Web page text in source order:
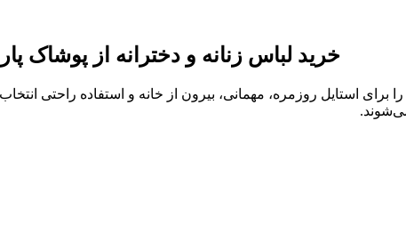
خرید لباس زنانه و دخترانه از پوشاک
را برای استایل روزمره، مهمانی، بیرون از خانه و استفاده راحتی